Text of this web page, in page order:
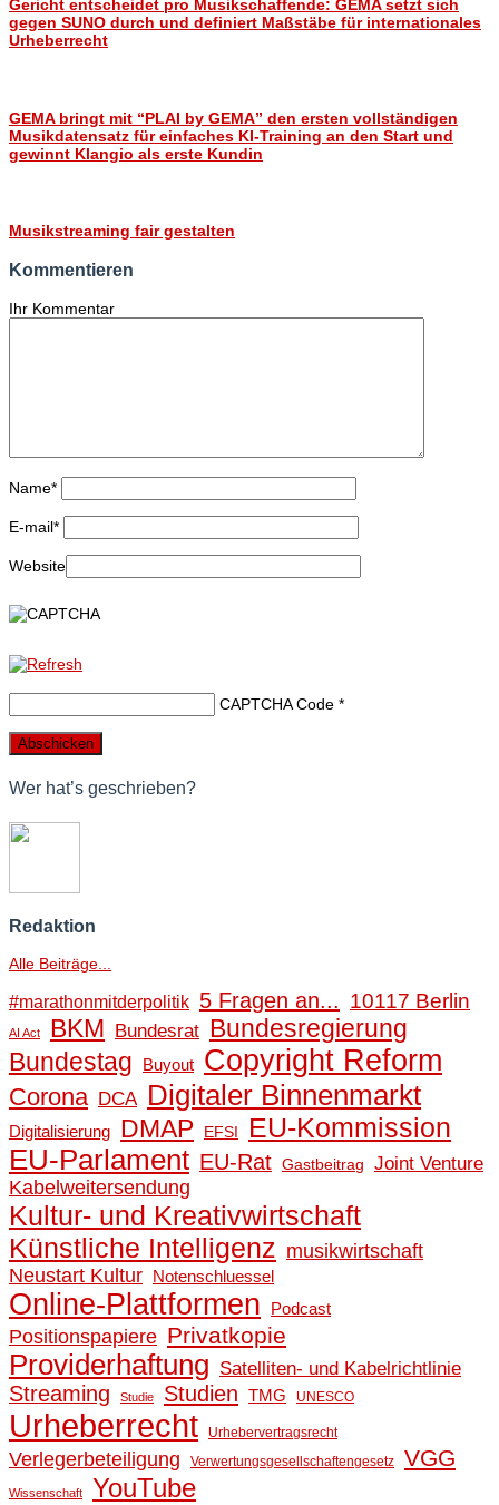
Gericht entscheidet pro Musikschaffende: GEMA setzt sich
gegen SUNO durch und definiert Maßstäbe für internationales
Urheberrecht
GEMA bringt mit “PLAI by GEMA” den ersten vollständigen
Musikdatensatz für einfaches KI-Training an den Start und
gewinnt Klangio als erste Kundin
Musikstreaming fair gestalten
Kommentieren
Ihr Kommentar
Name*
E-mail*
Website
CAPTCHA Code *
Wer hat’s geschrieben?
Redaktion
Alle Beiträge...
#marathonmitderpolitik 5 Fragen an... 10117 Berlin
AI Act BKM Bundesrat Bundesregierung
Bundestag
Buyout Copyright Reform
Corona DCA Digitaler Binnenmarkt
Digitalisierung DMAP EFSI EU-Kommission
EU-Parlament EU-Rat Gastbeitrag Joint Venture
Kabelweitersendung
Kultur- und Kreativwirtschaft
Künstliche Intelligenz musikwirtschaft
Neustart Kultur Notenschluessel
Online-Plattformen Podcast
Positionspapiere Privatkopie
Providerhaftung Satelliten- und Kabelrichtlinie
Streaming Studie Studien TMG UNESCO
Urheberrecht Urhebervertragsrecht
Verlegerbeteiligung Verwertungsgesellschaftengesetz VGG
Wissenschaft YouTube